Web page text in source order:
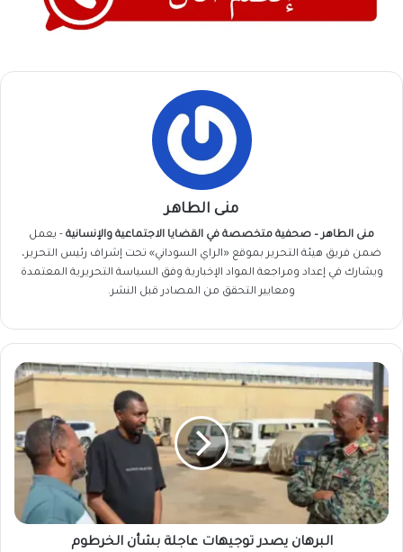
منى الطاهر
منى الطاهر – صحفية متخصصة في القضايا الاجتماعية والإنسانية - يعمل
ضمن فريق هيئة التحرير بموقع «الراي السوداني» تحت إشراف رئيس التحرير،
ويشارك في إعداد ومراجعة المواد الإخبارية وفق السياسة التحريرية المعتمدة
ومعايير التحقق من المصادر قبل النشر.
البرهان
يصدر
توجيهات
عاجلة
بشأن
الخرطوم
البرهان يصدر توجيهات عاجلة بشأن الخرطوم